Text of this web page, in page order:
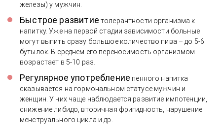
железы) у мужчин.
Быстрое развитие толерантности организма к
напитку. Уже на первой стадии зависимости больные
могут выпить сразу большое количество пива – до 5-6
бутылок. В среднем его переносимость организмом
возрастает в 5-10 раз.
Регулярное употребление пенного напитка
сказывается на гормональном статусе мужчин и
женщин. У них чаще наблюдается развитие импотенции,
снижение либидо, вторичная фригидность, нарушение
менструального цикла и др.